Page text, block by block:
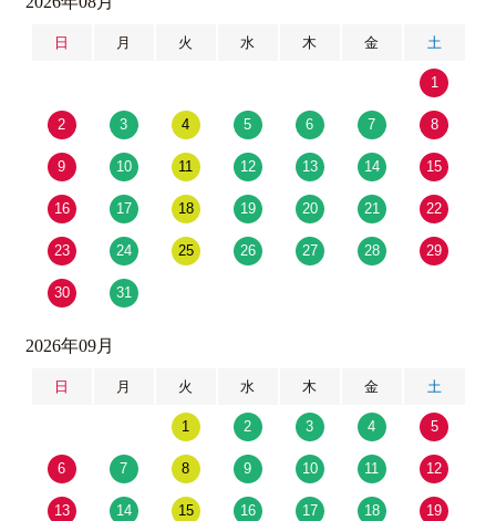
日 月 火 水 木 金 土
1
2 3 4 5 6 7 8
9 10 11 12 13 14 15
16 17 18 19 20 21 22
23 24 25 26 27 28 29
30 31
2026年09月
日 月 火 水 木 金 土
1 2 3 4 5
6 7 8 9 10 11 12
13 14 15 16 17 18 19